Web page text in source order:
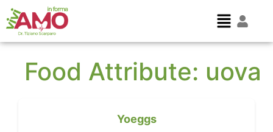
Food Attribute: uova
Yoeggs